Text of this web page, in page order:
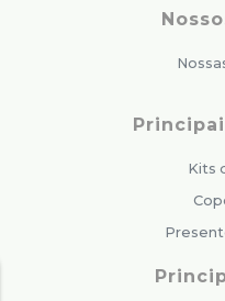
Kits